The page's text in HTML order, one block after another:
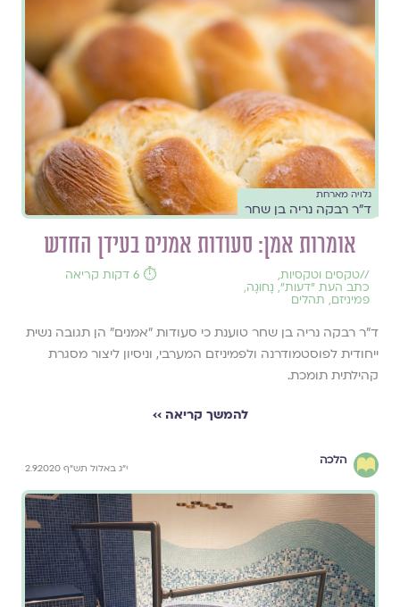
גלויה מארחת
ד"ר רבקה נריה בן שחר
אומרות אמן: סעודות אמנים בעידן החדש
//טקסים וטקסיות,
כתב העת ״דעות״, נָחוּגָה,
פמיניזם, תהלים
⏱️ 6 דקות קריאה
ד"ר רבקה נריה בן שחר טוענת כי סעודות "אמנים" הן תגובה נשית
ייחודית לפוסטמודרנה ולפמיניזם המערבי, וניסיון ליצור מסגרת
קהילתית תומכת.
להמשך קריאה ››
הלכה
י"ג באלול תש"ף 2.9.2020